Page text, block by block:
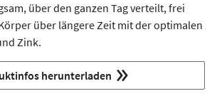
über den ganzen Tag verteilt, frei
über längere Zeit mit der optimalen
Zink.
herunterladen